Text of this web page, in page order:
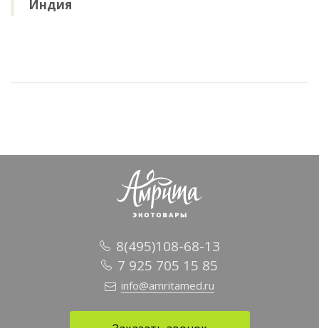
Индия
8(495)108-68-13
7 925 705 15 85
info@amritamed.ru